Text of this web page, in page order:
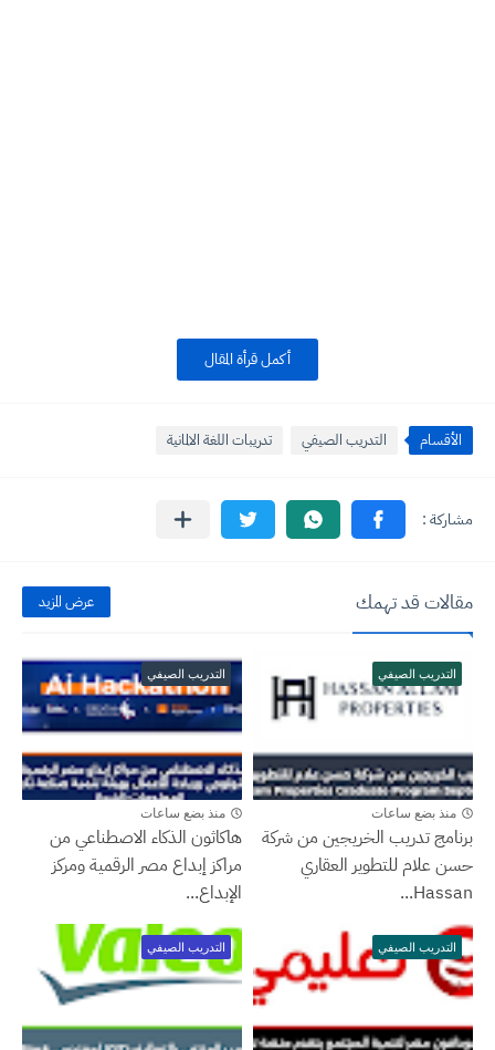
أكمل قرأة المقال
الأقسام التدريب الصيفي تدريبات اللغة الالمانية
مقالات قد تهمك عرض المزيد
التدريب الصيفي
منذ بضع ساعات
برنامج تدريب الخريجين من شركة
حسن علام للتطوير العقاري
Hassan...
التدريب الصيفي
منذ بضع ساعات
هاكاثون الذكاء الاصطناعي من
مراكز إبداع مصر الرقمية ومركز
الإبداع...
التدريب الصيفي التدريب الصيفي